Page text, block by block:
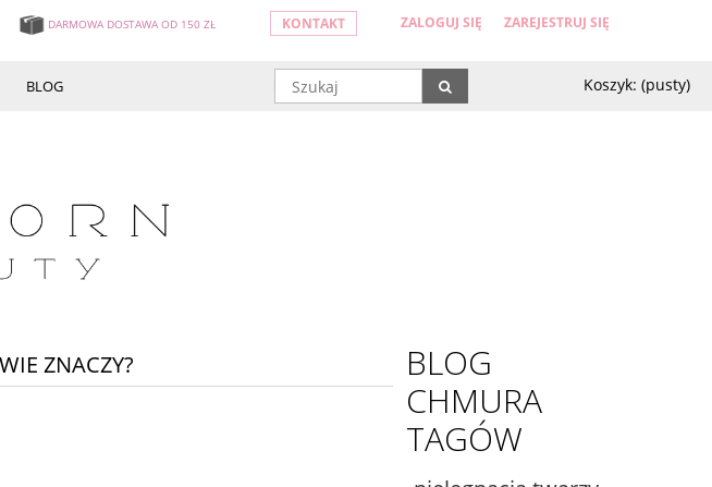
ZAREJESTRUJ SIĘ
ZALOGUJ SIĘ
KONTAKT
DARMOWA DOSTAWA OD 150 ZŁ
Koszyk: (pusty)
BLOG
ZNACZY?
BLOG
CHMURA
TAGÓW